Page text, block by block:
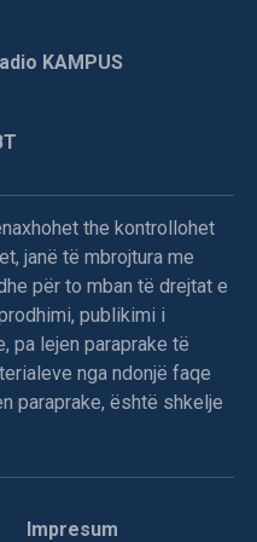
KAMPUS
the kontrollohet
janë të mbrojtura me
për to mban të drejtat e
publikimi i
pa lejen paraprake të
nga ndonjë faqe
paraprake, është shkelje
Impresum